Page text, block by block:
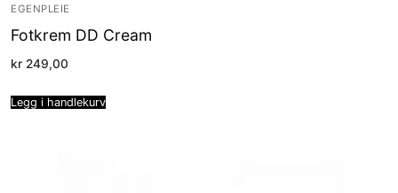
EGENPLEIE
Fotkrem DD Cream
kr 249,00
Legg i handlekurv